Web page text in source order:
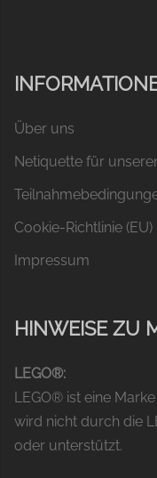
Über uns
Netiquette für
Cookie-Richtlinie (EU)
Impressum
HINWEISE ZU
LEGO®:
LEGO® ist eine
wird nicht durch die
oder unterstützt.